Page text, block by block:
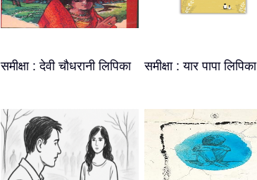
समीक्षा : देवी चौधरानी लिपिका समीक्षा : यार पापा लिपिका